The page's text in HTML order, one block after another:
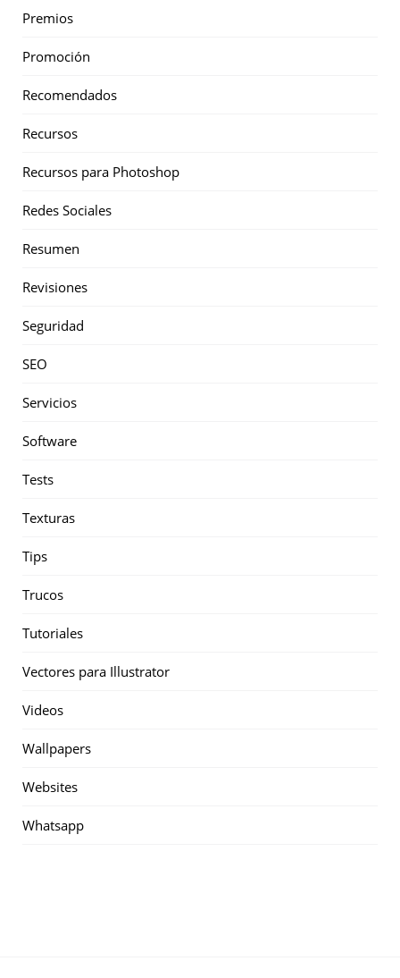
Premios
Promoción
Recomendados
Recursos
Recursos para Photoshop
Redes Sociales
Resumen
Revisiones
Seguridad
SEO
Servicios
Software
Tests
Texturas
Tips
Trucos
Tutoriales
Vectores para Illustrator
Videos
Wallpapers
Websites
Whatsapp